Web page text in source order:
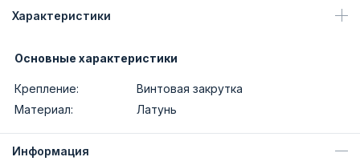
Характеристики
Основные характеристики
Крепление:
Винтовая закрутка
Материал:
Латунь
Информация